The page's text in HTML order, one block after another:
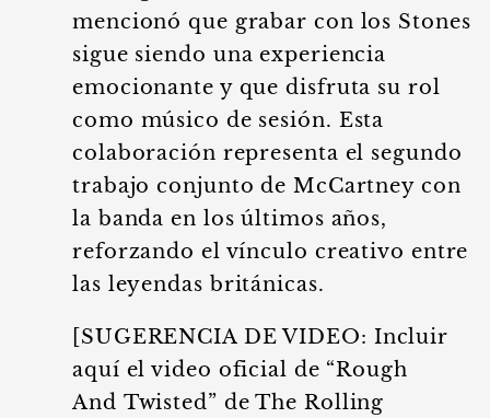
mencionó que grabar con los Stones
sigue siendo una experiencia
emocionante y que disfruta su rol
como músico de sesión. Esta
colaboración representa el segundo
trabajo conjunto de McCartney con
la banda en los últimos años,
reforzando el vínculo creativo entre
las leyendas británicas.
[SUGERENCIA DE VIDEO: Incluir
aquí el video oficial de “Rough
And Twisted” de The Rolling